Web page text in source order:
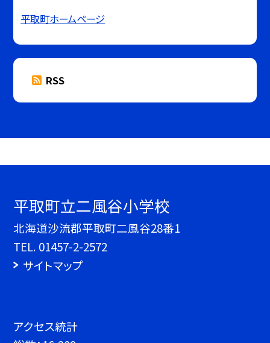
平取町ホームページ
RSS
平取町立二風谷小学校
北海道沙流郡平取町二風谷28番1
TEL. 01457-2-2572
サイトマップ
アクセス統計